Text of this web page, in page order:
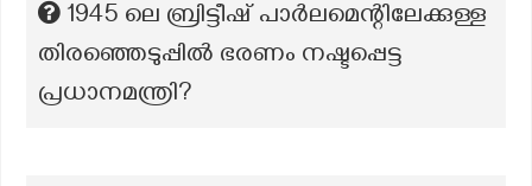
1945 ലെ ബ്രിട്ടീഷ് പാർലമെന്റിലേക്കുള്ള
തിരഞ്ഞെടുപ്പിൽ ഭരണം നഷ്ടപ്പെട്ട
പ്രധാനമന്ത്രി?